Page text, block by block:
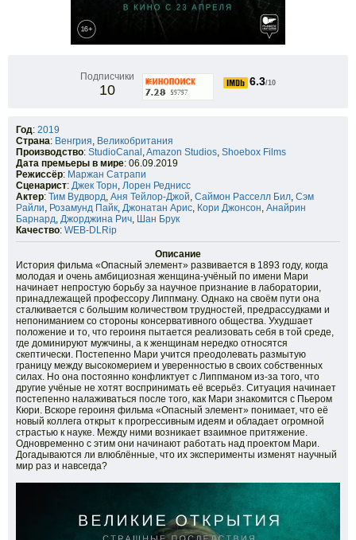
Подписчики
10
6.3/10
Год: 2019
Страна: Венгрия, Великобритания
Производство: StudioCanal ,Amazon Studios, Shoebox Films
Дата премьеры в мире: 06.09.2019
Режиссёр: Маржан Сатрапи
Сценарист: Джек Торн, Лорен Реднисс
Актер: Тим Вудворд, Аня Тейлор-Джой, Саймон Расселл Бил, Сэм
Райли, Розамунд Пайк, Джонатан Арис, Кори Джонсон, Анайрин
Барнард, Джорджина Рич, Шан Брук
Качество: WEB-DLRip
Описание
История фильма «Опасный элемент» развивается в 1893 году, когда
молодая и очень амбициозная женщина-учёный по имени Мари
начинает непростую борьбу за научное признание в лаборатории,
принадлежащей профессору Липпману. Однако на своём пути она
сталкивается с большим количеством трудностей, предрассудками и
непониманием со стороны консервативного общества. Ухудшает
положение и то, что героиня пытается реализовать себя в той среде,
где доминируют мужчины, а к женщинам нередко относятся
скептически. Постепенно Мари учится преодолевать размытую
границу между высокомерием и уверенностью в своих собственных
силах. Но она постоянно конфликтует с Липпманом из-за того, что
другие учёные не хотят воспринимать её всерьёз. Ситуация начинает
постепенно налаживаться после того, как Мари знакомится с Пьером
Кюри. Вскоре героиня фильма «Опасный элемент» понимает, что её
новый коллега открыт к прогрессивным идеям и обладает огромной
страстью к науке. Между ними возникает взаимное притяжение.
Одновременно с этим они начинают работать над проектом Мари.
Догадываются ли влюблённые, что их эксперименты изменят научный
мир раз и навсегда?